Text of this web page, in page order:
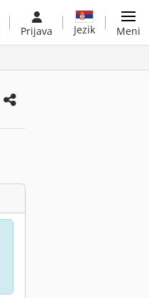
Prijava Jezik Meni